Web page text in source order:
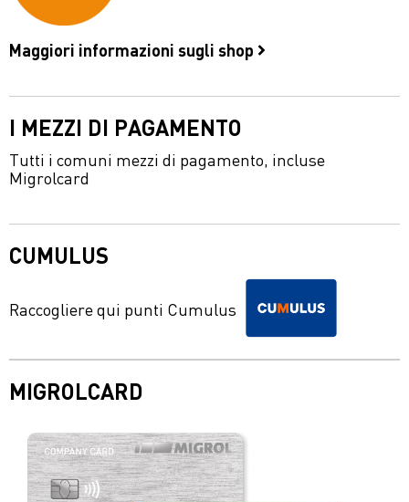
Maggiori informazioni sugli shop
I MEZZI DI PAGAMENTO
Tutti i comuni mezzi di pagamento, incluse
Migrolcard
CUMULUS
Raccogliere qui punti Cumulus
MIGROLCARD